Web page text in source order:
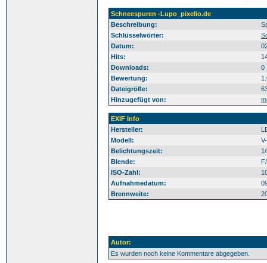
Schneespuren -Lupo_pixelio.de
Beschreibung:
Schlüsselwörter:
Datum:
Hits:
Downloads:
0
Bewertung:
Dateigröße:
Hinzugefügt von:
EXIF Info
Hersteller:
Modell:
Belichtungszeit:
Blende:
ISO-Zahl:
Aufnahmedatum:
Brennweite:
Autor:
Es wurden noch keine Kommentare abgegeben.